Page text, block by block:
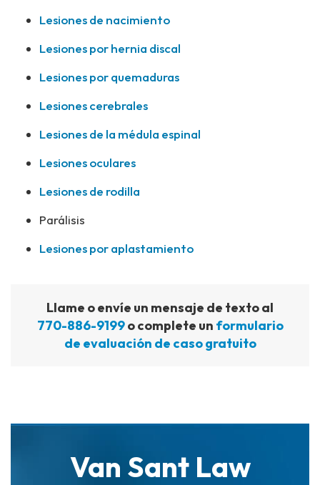
Lesiones de nacimiento
Lesiones por hernia discal
Lesiones por quemaduras
Lesiones cerebrales
Lesiones de la médula espinal
Lesiones oculares
Lesiones de rodilla
Parálisis
Lesiones por aplastamiento
Llame o envíe un mensaje de texto al
770-886-9199o complete un formulario
de evaluación de caso gratuito
Van Sant Law